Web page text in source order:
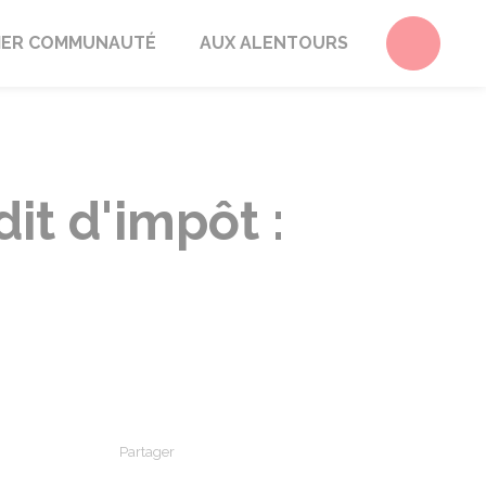
COMMUNAUTÉ AUX ALENTOURS
d'impôt :
Partager